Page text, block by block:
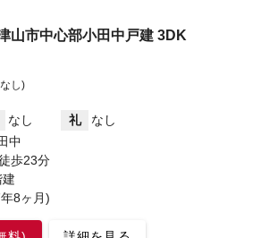
山市中心部小田中戸建 3DK
し)
なし 礼
なし
中
歩23分
8ヶ月)